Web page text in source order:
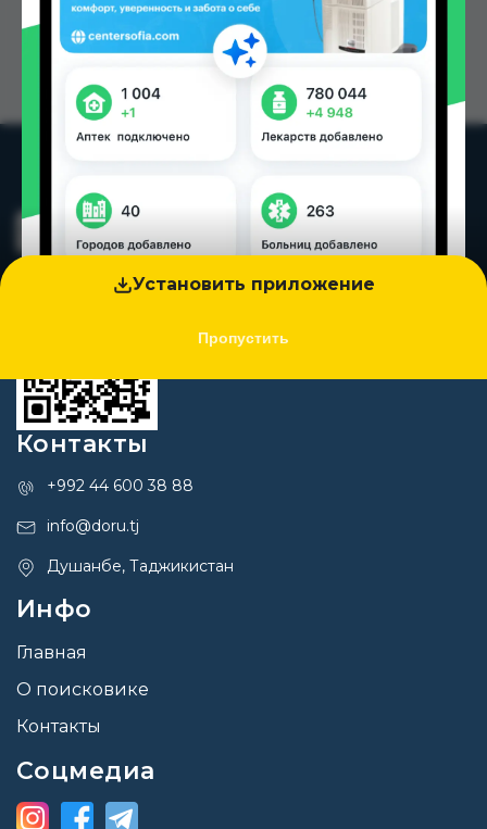
Установить приложение
Пропустить
Контакты
+992 44 600 38 88
info@doru.tj
Душанбе, Таджикистан
Инфо
Главная
О поисковике
Контакты
Соцмедиа